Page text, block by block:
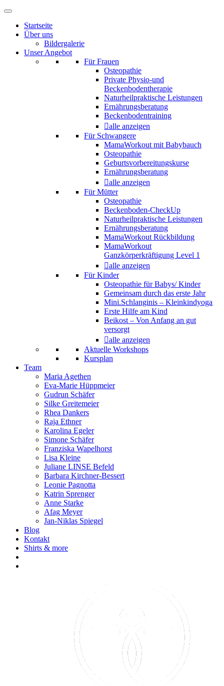
Startseite
Über uns
Bildergalerie
Unser Angebot
Für Frauen
Osteopathie
Private Physio-und
Beckenbodentherapie
Naturheilpraktische Leistungen
Ernährungsberatung
Beckenbodentraining
alle anzeigen
Für Schwangere
MamaWorkout mit Babybauch
Osteopathie
Geburtsvorbereitungskurse
Ernährungsberatung
alle anzeigen
Für Mütter
Osteopathie
Beckenboden-CheckUp
Naturheilpraktische Leistungen
Ernährungsberatung
MamaWorkout Rückbildung
MamaWorkout
Ganzkörperkräftigung Level 1
alle anzeigen
Für Kinder
Osteopathie für Babys/ Kinder
Gemeinsam durch das erste Jahr
Mini.Schlanginis – Kleinkindyoga
Erste Hilfe am Kind
Beikost – Von Anfang an gut
versorgt
alle anzeigen
Aktuelle Workshops
Kursplan
Team
Maria Agethen
Eva-Marie Hüppmeier
Gudrun Schäfer
Silke Greitemeier
Rhea Dankers
Raja Ethner
Karolina Egeler
Simone Schäfer
Franziska Wapelhorst
Lisa Kleine
Juliane LINSE Befeld
Barbara Kirchner-Bessert
Leonie Pagnotta
Katrin Sprenger
Anne Starke
Afag Meyer
Jan-Niklas Spiegel
Blog
Kontakt
Shirts & more